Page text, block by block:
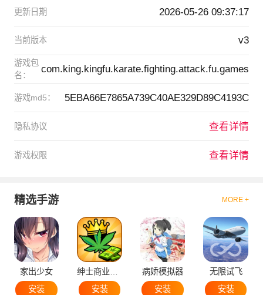
更新日期 2026-05-26 09:37:17
当前版本 v3
游戏包
名：
com.king.kingfu.karate.fighting.attack.fu.games
游戏md5： 5EBA66E7865A739C40AE329D89C4193C
隐私协议 查看详情
游戏权限 查看详情
精选手游 MORE +
家出少女
安装
安装
病娇模拟器
安装
无限试飞
安装